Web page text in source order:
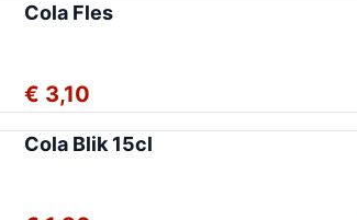
Cola Fles
€ 3,10
Cola Blik 15cl